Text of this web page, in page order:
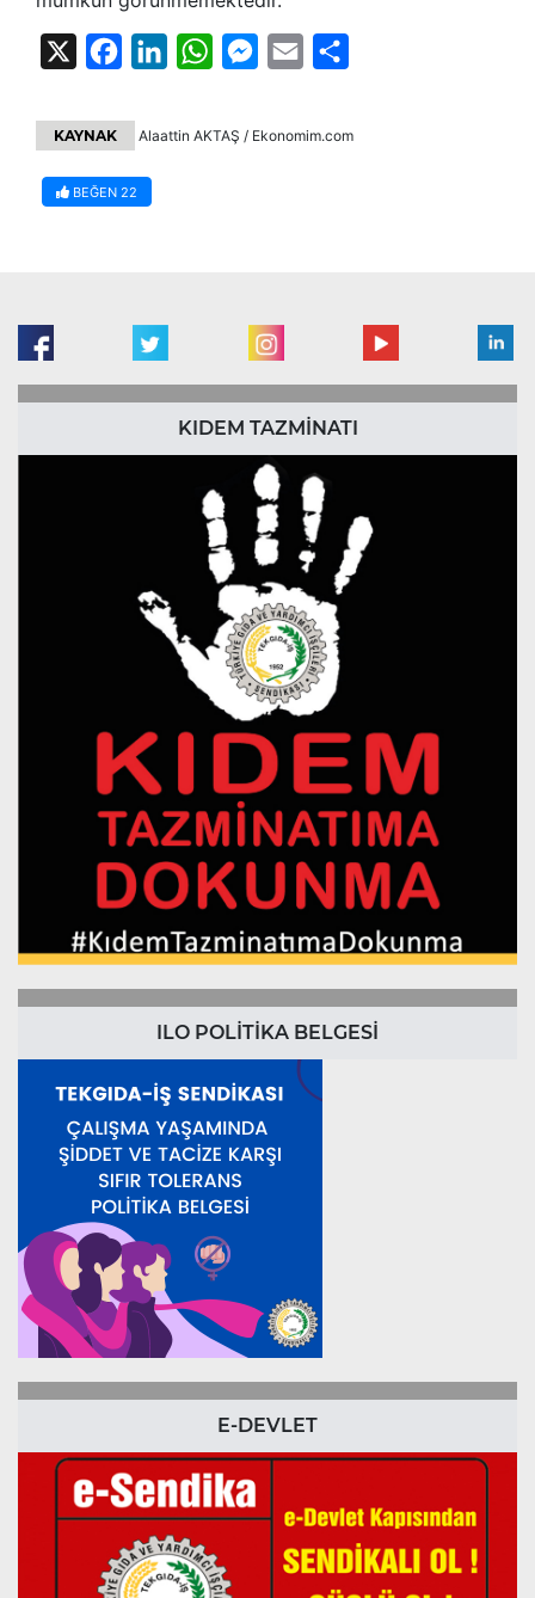
FacebookLinkedInWhatsAppMessenger
Email
KAYNAK Alaattin AKTAŞ / Ekonomim.com
BEĞEN 22
KIDEM TAZMİNATI
ILO POLİTİKA BELGESİ
E-DEVLET